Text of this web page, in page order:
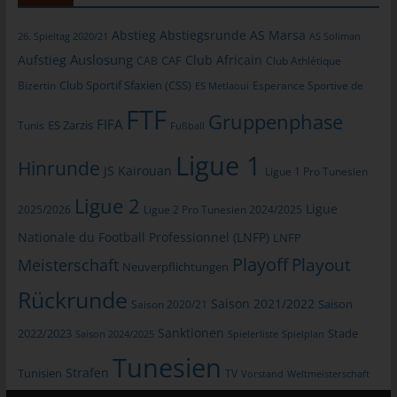
26. Spieltag 2020/21 Abstieg Abstiegsrunde AS Marsa AS Soliman
Aufstieg Auslosung CAB CAF Club Africain Club Athlétique
Bizertin Club Sportif Sfaxien (CSS) ES Metlaoui Esperance Sportive de
Tunis ES Zarzis FIFA FTF Fußball Gruppenphase
Hinrunde JS Kairouan Ligue 1 Ligue 1 Pro Tunesien
2025/2026 Ligue 2 Ligue 2 Pro Tunesien 2024/2025 Ligue
Nationale du Football Professionnel (LNFP) LNFP
Meisterschaft Neuverpflichtungen Playoff Playout
Rückrunde Saison 2020/21 Saison 2021/2022 Saison
2022/2023 Saison 2024/2025 Sanktionen Spielerliste Spielplan Stade
Tunisien Strafen Tunesien TV Vorstand Weltmeisterschaft
allgemeinen Daten und Informationen werden in den Logfiles
des Servers gespeichert. Erfasst werden können die (1)
verwendeten Browsertypen und Versionen, (2) das vom
zugreifenden System verwendete Betriebssystem, (3) die
Internetseite, von welcher ein zugreifendes System auf unsere
Internetseite gelangt (sogenannte Referrer), (4) die
Unterwebseiten, welche über ein zugreifendes System auf
die Uhrzeit eines Zugriffs auf die Internetseite, (6) eine Internet-
Provider des zugreifenden Systems und (8) sonstige ähnliche
Angriffen auf unsere informationstechnologischen Systeme
dienen.
Bei der Nutzung dieser allgemeinen Daten und Informationen
ziehen wird keine Rückschlüsse auf die betroffene Person.
Diese Informationen werden vielmehr benötigt, um (1) die
unserer Internetseite sowie die Werbung für diese zu
optimieren, (3) die dauerhafte Funktionsfähigkeit unserer